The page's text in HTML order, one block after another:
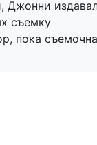
Джонни
съемку
пока